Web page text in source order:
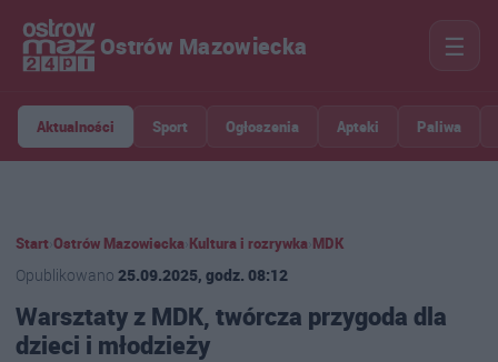
Ostrów Mazowiecka ☰
Aktualności Sport Ogłoszenia Apteki Paliwa
Start Ostrów Mazowiecka Kultura i rozrywka MDK
Opublikowano 25.09.2025, godz. 08:12
Warsztaty z MDK, twórcza przygoda dla
dzieci i młodzieży